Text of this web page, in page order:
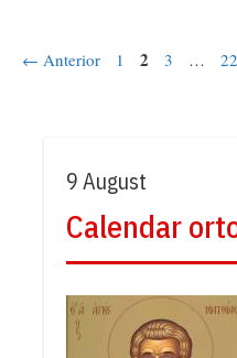
← Anterior Pagina
1 Pagina
2 Pagina
3 … 22
9 August
Calendar